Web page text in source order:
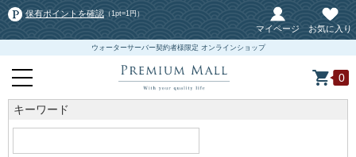
保有ポイントを確認 （1pt=1円）
マイページ お気に入り
ウォーターサーバー契約者様限定 オンラインショップ
0
キーワード